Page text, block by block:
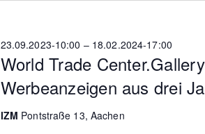
World Trade
Werbeanzeigen aus drei
23.09.2023-10:00 – 18.02.2024-17:00
IZM Pontstraße 13, Aachen